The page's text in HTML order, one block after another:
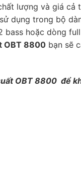
lượng và giá
dụng trong bộ
bass hoặc dòng
OBT 8800 bạn sẽ
OBT 8800 để